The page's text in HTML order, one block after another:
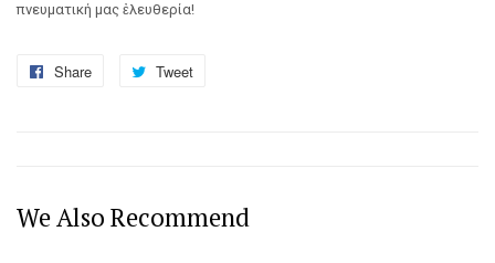
πνευματική μας ἐλευθερία!
Share
Share
Tweet
We Also Recommend